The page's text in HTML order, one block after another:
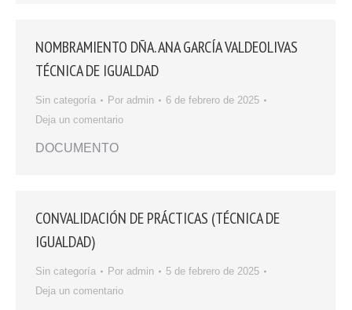
NOMBRAMIENTO DÑA. ANA GARCÍA VALDEOLIVAS
TÉCNICA DE IGUALDAD
Sin categoría Por admin
6 de febrero de 2025
Deja un comentario
DOCUMENTO
CONVALIDACIÓN DE PRÁCTICAS (TÉCNICA DE
IGUALDAD)
Sin categoría Por admin
5 de febrero de 2025
Deja un comentario